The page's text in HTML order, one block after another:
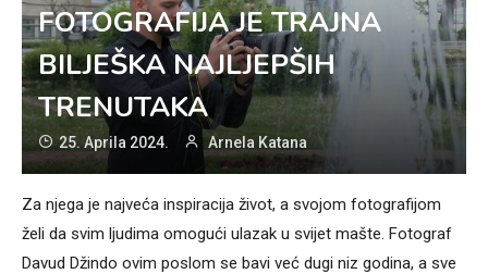
FOTOGRAFIJA JE TRAJNA
BILJEŠKA NAJLJEPŠIH
TRENUTAKA
25. Aprila 2024. Arnela Katana
Za njega je najveća inspiracija život, a svojom fotografijom
želi da svim ljudima omogući ulazak u svijet mašte. Fotograf
Davud Džindo ovim poslom se bavi već dugi niz godina, a sve